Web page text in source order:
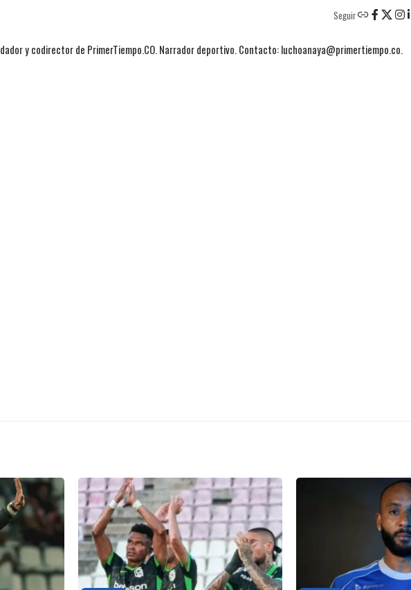
Seguir
y codirector de PrimerTiempo.CO. Narrador deportivo. Contacto: luchoanaya@primertiempo.co.